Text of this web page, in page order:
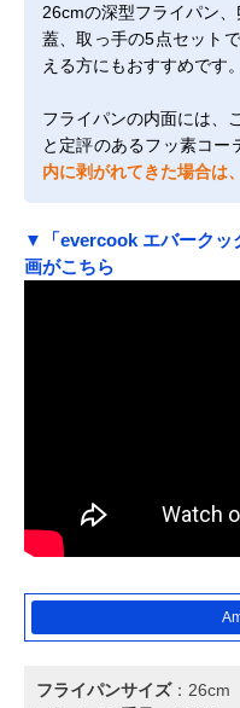
26cmの深型フライパン
蓋、取っ手の5点セット
える方にもおすすめです。
フライパンの内面には、
と定評のあるフッ素コー
内に剥がれてきた場合は
▼「evercook エバークッ
画がこちら
フライパンサイズ：26cm